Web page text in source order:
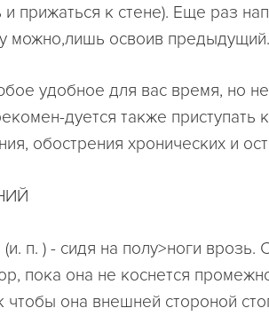
и прижаться к стене). Еще раз
можно,лишь освоив предыдущий.
удобное для вас время, но
дуется также приступать
обострения хронических и
п. ) - сидя на полу>ноги врозь.
пока она не коснется
чтобы она внешней стороной